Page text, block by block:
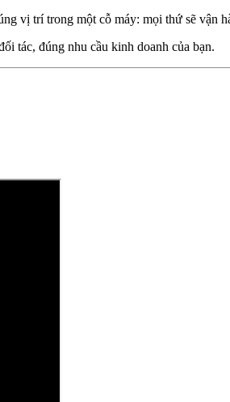
vị trí trong một cỗ máy: mọi thứ sẽ vận
tác, đúng nhu cầu kinh doanh của bạn.